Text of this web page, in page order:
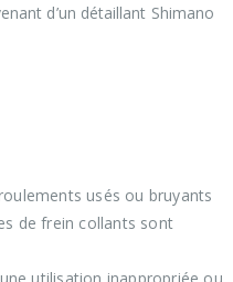
d’un détaillant Shimano
usés ou bruyants
de frein collants sont
utilisation inappropriée ou